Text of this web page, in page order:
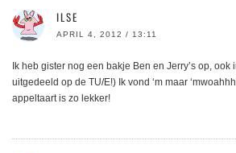
ILSE
APRIL 4, 2012 / 13:11
Ik heb gister nog een bakje Ben en Jerry’s op, ook
uitgedeeld op de TU/E!) Ik vond ‘m maar
appeltaart is zo lekker!